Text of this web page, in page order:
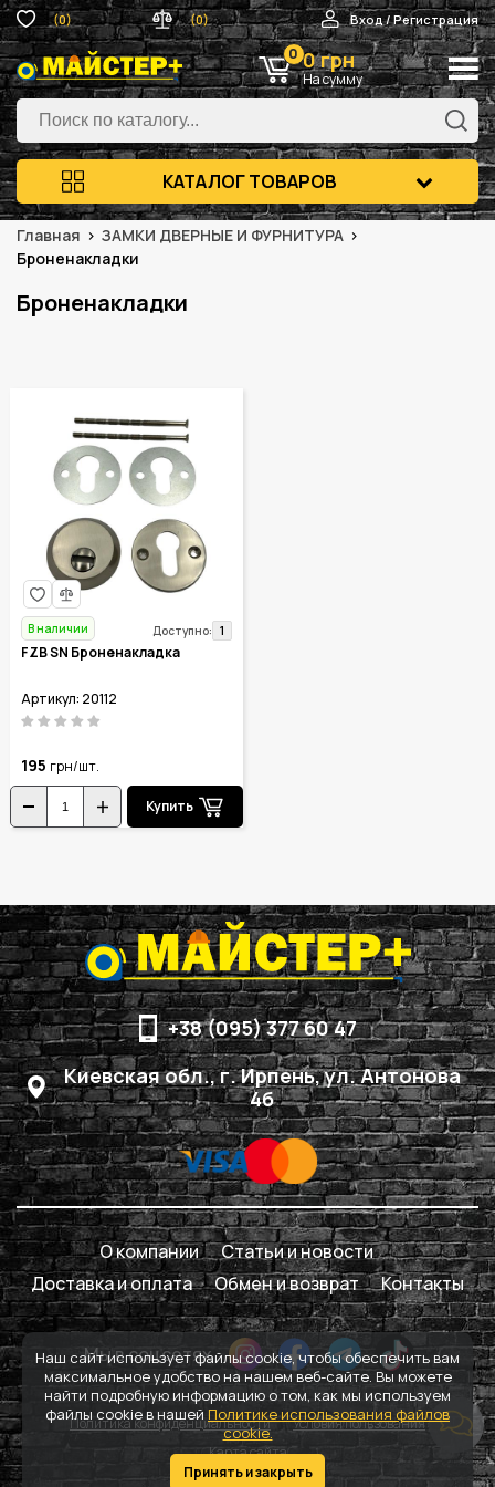
(0) (0) Вход / Регистрация
0 0 грн
На сумму
КАТАЛОГ ТОВАРОВ
Главная
ЗАМКИ ДВЕРНЫЕ И ФУРНИТУРА
Броненакладки
Броненакладки
В наличии Доступно: 1
FZB SN Броненакладка
Артикул: 20112
195 грн/шт.
Купить
+38 (095) 377 60 47
Киевская обл., г. Ирпень, ул. Антонова
4б
Мы в соцсетях
О компании
Статьи и новости
Доставка и оплата
Обмен и возврат Контакты
Политика конфиденциальности
Условия пользования
Карта сайта
Наш сайт использует файлы cookie, чтобы обеспечить вам
максимальное удобство на нашем веб-сайте. Вы можете
найти подробную информацию о том, как мы используем
файлы cookie в нашей Политике использования файлов
cookie.
Принять и закрыть